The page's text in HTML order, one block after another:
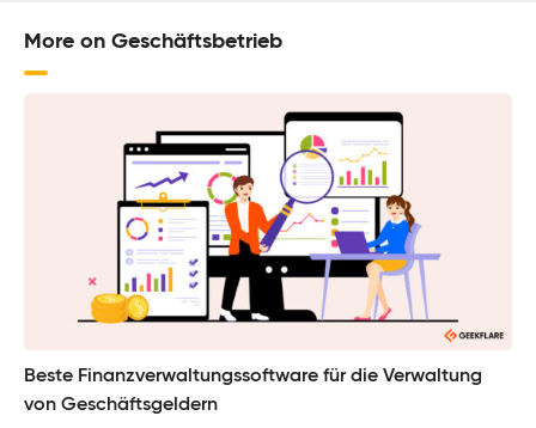
More on Geschäftsbetrieb
Beste Finanzverwaltungssoftware für die Verwaltung
von Geschäftsgeldern